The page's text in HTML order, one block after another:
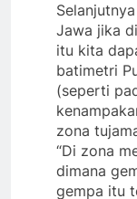
Jawa jika
itu kita
batimetri
(seperti
zona
“Di zona
dimana
gempa itu